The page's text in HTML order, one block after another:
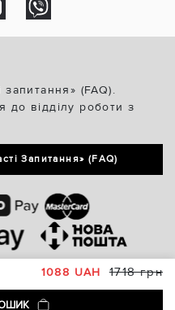
1088 UAH 1718 грн
запитання» (FAQ).
до відділу роботи з
Запитання» (FAQ)